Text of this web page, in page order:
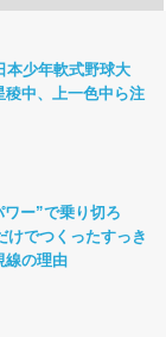
本少年軟式野球大
中、上一色中ら注
ワー”で乗り切ろ
でつくったすっき
線の理由